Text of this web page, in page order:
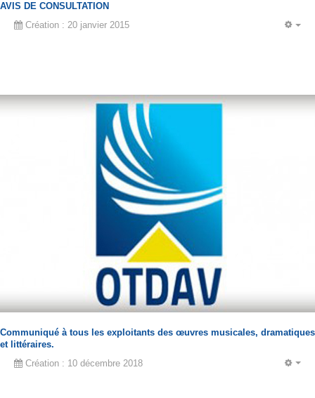
AVIS DE CONSULTATION
Création : 20 janvier 2015
Communiqué à tous les exploitants des œuvres musicales, dramatiques
et littéraires.
Création : 10 décembre 2018